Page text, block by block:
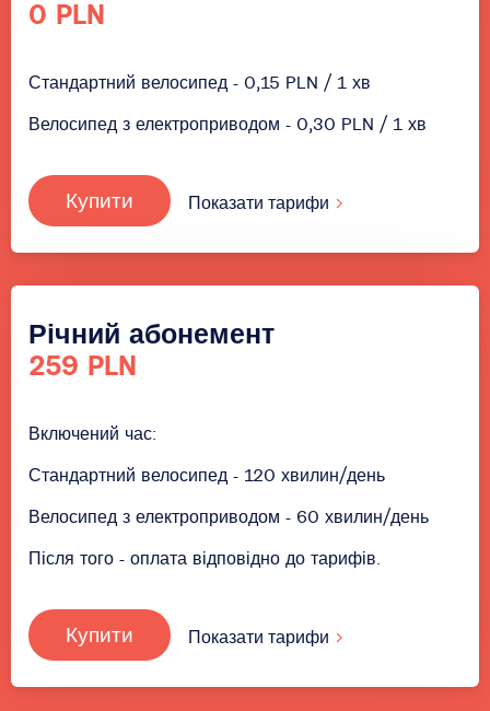
0 PLN
Стандартний велосипед - 0,15 PLN / 1 хв
Велосипед з електроприводом - 0,30 PLN / 1 хв
Купити Показати тарифи
Річний абонемент
259 PLN
Включений час:
Стандартний велосипед - 120 хвилин/день
Велосипед з електроприводом - 60 хвилин/день
Після того - оплата відповідно до тарифів.
Купити Показати тарифи